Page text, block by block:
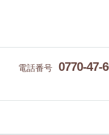
電話番号 0770-47-